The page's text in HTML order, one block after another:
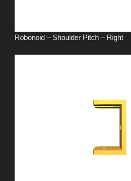
Robonoid – Shoulder Pitch – Right